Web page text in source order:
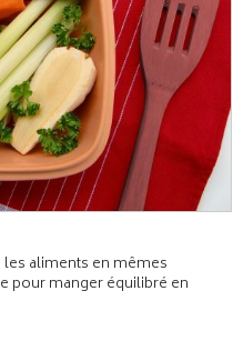
aliments en mêmes
pour manger équilibré en